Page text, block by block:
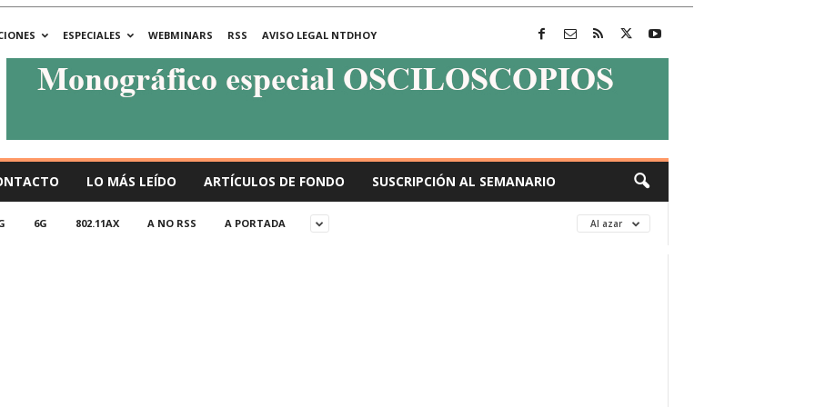
ESPECIALES WEBMINARS RSS
AVISO LEGAL NTDHOY
LO MÁS LEÍDO ARTÍCULOS DE FONDO SUSCRIPCIÓN AL SEMANARIO
6G 802.11AX A NO RSS A PORTADA Al azar